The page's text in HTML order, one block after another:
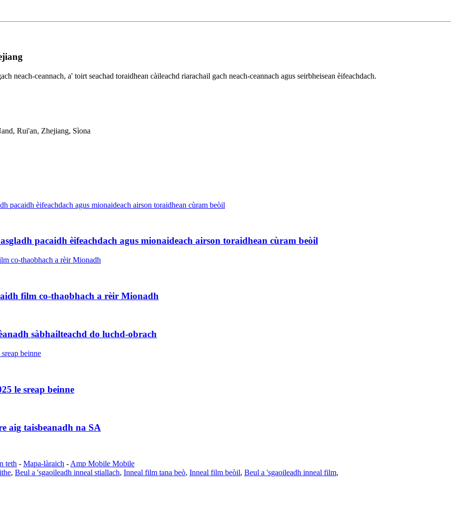
neach-ceannach, a' toirt seachad toraidhean càileachd riarachail gach neach-ceannach agus seirbheisean èifeachdach.
Rui'an, Zhejiang, Sìona
pacaidh èifeachdach agus mionaideach airson toraidhean cùram beòil
film co-thaobhach a rèir Mionadh
sàbhailteachd do luchd-obrach
le sreap beinne
aig taisbeanadh na SA
teth - Mapa-làraich - Amp Mobile Mobile
, Beul a 'sgaoileadh inneal stiallach, Inneal film tana beò, Inneal film beòil, Beul a 'sgaoileadh inneal film,